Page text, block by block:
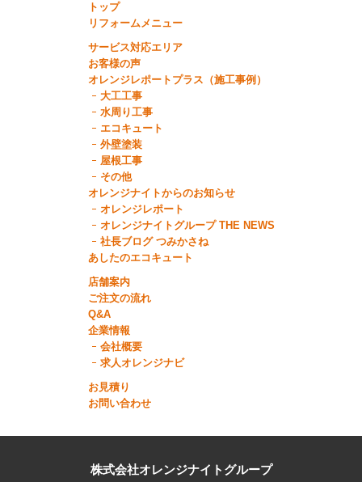
トップ
リフォームメニュー
サービス対応エリア
お客様の声
オレンジレポートプラス（施工事例）
大工工事
水周り工事
エコキュート
外壁塗装
屋根工事
その他
オレンジナイトからのお知らせ
オレンジレポート
オレンジナイトグループ THE NEWS
社長ブログ つみかさね
あしたのエコキュート
店舗案内
ご注文の流れ
Q&A
企業情報
会社概要
求人オレンジナビ
お見積り
お問い合わせ
株式会社オレンジナイトグループ